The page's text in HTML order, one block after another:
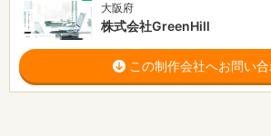
大阪府
株式会社GreenHill
この制作会社へお問い